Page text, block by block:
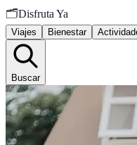
🗂️Disfruta Ya
Viajes Bienestar
Buscar